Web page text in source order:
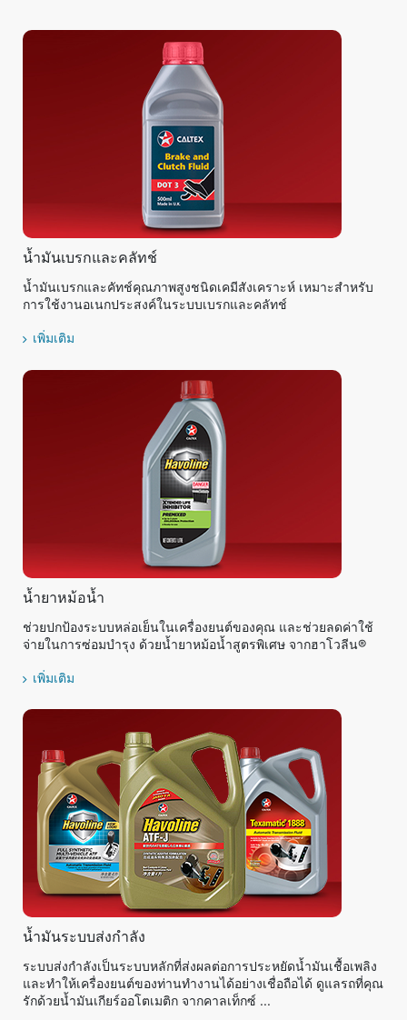
น้ำมันเบรกและคลัทช์
น้ำมันเบรกและคัทช์คุณภาพสูงชนิดเคมีสังเคราะห์ เหมาะสำหรับ
การใช้งานอเนกประสงค์ในระบบเบรกและคลัทช์
เพิ่มเติม
น้ำยาหม้อน้ำ
ช่วยปกป้องระบบหล่อเย็นในเครื่องยนต์ของคุณ และช่วยลดค่าใช้
จ่ายในการซ่อมบำรุง ด้วยน้ำยาหม้อน้ำสูตรพิเศษ จากฮาโวลีน®
เพิ่มเติม
น้ำมันระบบส่งกำลัง
ระบบส่งกำลังเป็นระบบหลักที่ส่งผลต่อการประหยัดน้ำมันเชื้อเพลิง
และทำให้เครื่องยนต์ของท่านทำงานได้อย่างเชื่อถือได้ ดูแลรถที่คุณ
รักด้วยน้ำมันเกียร์ออโตเมติก จากคาลเท็กซ์ ...